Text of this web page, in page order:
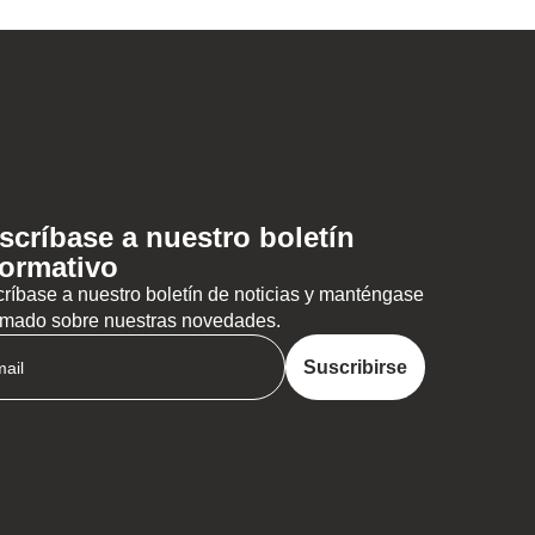
a nuestro boletín
a nuestro boletín de noticias y manténgase
sobre nuestras novedades.